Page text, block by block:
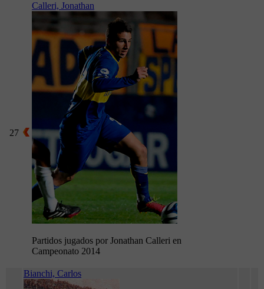
27
Calleri, Jonathan
Partidos jugados por Jonathan Calleri en
Campeonato 2014
Bianchi, Carlos